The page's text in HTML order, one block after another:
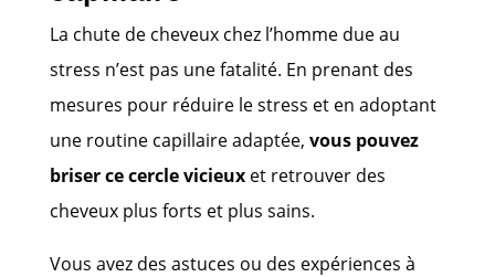
La chute de cheveux chez l’homme due au
stress n’est pas une fatalité. En prenant des
mesures pour réduire le stress et en adoptant
une routine capillaire adaptée, vous pouvez
briser ce cercle vicieuxet retrouver des
cheveux plus forts et plus sains.
Vous avez des astuces ou des expériences à